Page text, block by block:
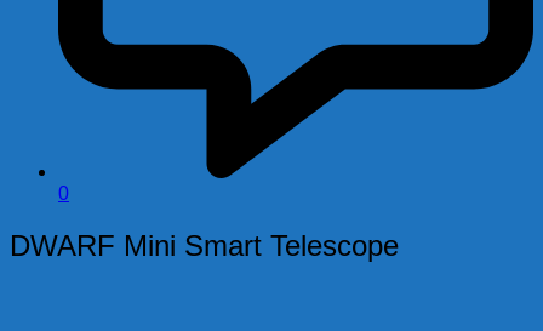
0
DWARF Mini Smart Telescope